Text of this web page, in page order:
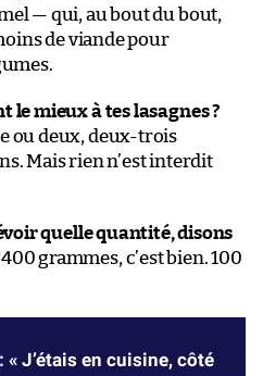
— qui, au bout du bout,
de viande pour
le mieux à tes lasagnes ?
ou deux, deux-trois
Mais rien n’est interdit
quelle quantité, disons
400 grammes, c’est bien. 100
J’étais en cuisine, côté